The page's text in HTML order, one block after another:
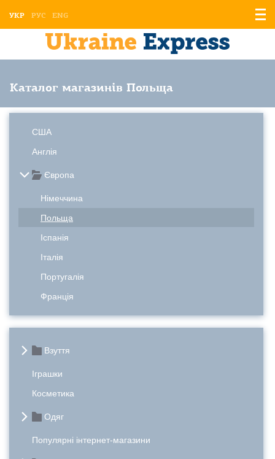
УКР РУС ENG
Каталог магазинів Польща
США
Англія
Європа
Німеччина
Польща
Іспанія
Італія
Португалія
Франція
Взуття
Іграшки
Косметика
Одяг
Популярні інтернет-магазини